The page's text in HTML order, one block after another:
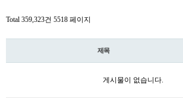
Total 359,323건 5518 페이지
제목
게시물이 없습니다.